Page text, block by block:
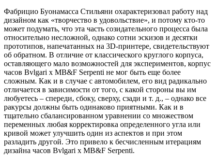
Фабрицио Буонамасса Стильяни охарактеризовал работу над
дизайном как «творчество в удовольствие», и потому кто-то
может подумать, что эта часть созидательного процесса была
относительно несложной, однако сотни эскизов и десятки
прототипов, напечатанных на 3D-принтере, свидетельствуют
об обратном. В отличие от классического круглого корпуса,
оставляющего мало возможностей для экспериментов, корпус
часов Bvlgari x MB&F Serpenti не мог быть еще более
сложным. Как и в случае с автомобилем, его вид радикально
отличается в зависимости от того, с какой стороны вы им
любуетесь – спереди, сбоку, сверху, сзади и т. д., – однако все
ракурсы должны быть одинаково приятными. Как и в
тщательно сбалансированном уравнении со множеством
переменных любая корректировка определенного угла или
кривой может улучшить один из аспектов и при этом
разладить другой. Это привело к бесчисленным итерациям
дизайна часов Bvlgari x MB&F Serpenti.